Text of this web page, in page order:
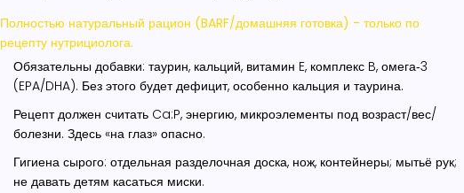
Полностью натуральный рацион (BARF/домашняя готовка) - только по
рецепту нутрициолога.
Обязательны добавки: таурин, кальций, витамин E, комплекс B, омега‑3
(EPA/DHA). Без этого будет дефицит, особенно кальция и таурина.
Рецепт должен считать Ca:P, энергию, микроэлементы под возраст/вес/
болезни. Здесь «на глаз» опасно.
Гигиена сырого: отдельная разделочная доска, нож, контейнеры; мытьё рук;
не давать детям касаться миски.